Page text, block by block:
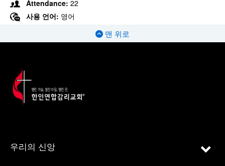
Attendance: 22
사용 언어: 영어
맨 위로
우리의 신앙